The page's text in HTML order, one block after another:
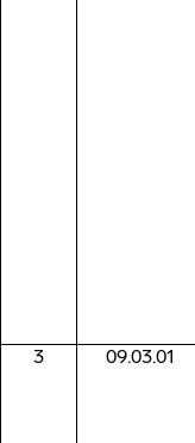
3 09.03.01